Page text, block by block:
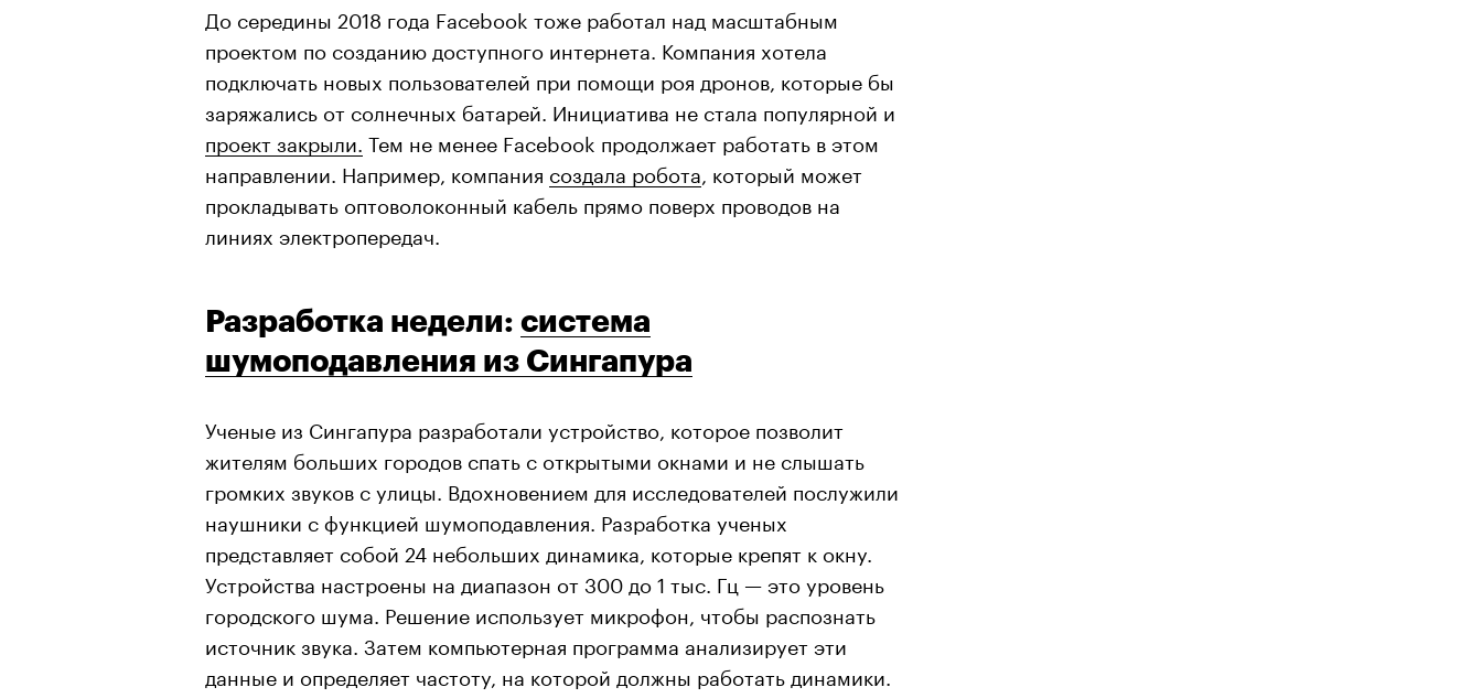
До середины 2018 года Facebook тоже работал над масштабным
проектом по созданию доступного интернета. Компания хотела
подключать новых пользователей при помощи роя дронов, которые бы
заряжались от солнечных батарей. Инициатива не стала популярной и
проект закрыли. Тем не менее Facebook продолжает работать в этом
направлении. Например, компания создала робота , который может
прокладывать оптоволоконный кабель прямо поверх проводов на
линиях электропередач.
Разработка недели: система
шумоподавления из Сингапура
Ученые из Сингапура разработали устройство, которое позволит
жителям больших городов спать с открытыми окнами и не слышать
громких звуков с улицы. Вдохновением для исследователей послужили
наушники с функцией шумоподавления. Разработка ученых
представляет собой 24 небольших динамика, которые крепят к окну.
Устройства настроены на диапазон от 300 до 1 тыс. Гц — это уровень
городского шума. Решение использует микрофон, чтобы распознать
источник звука. Затем компьютерная программа анализирует эти
данные и определяет частоту, на которой должны работать динамики.